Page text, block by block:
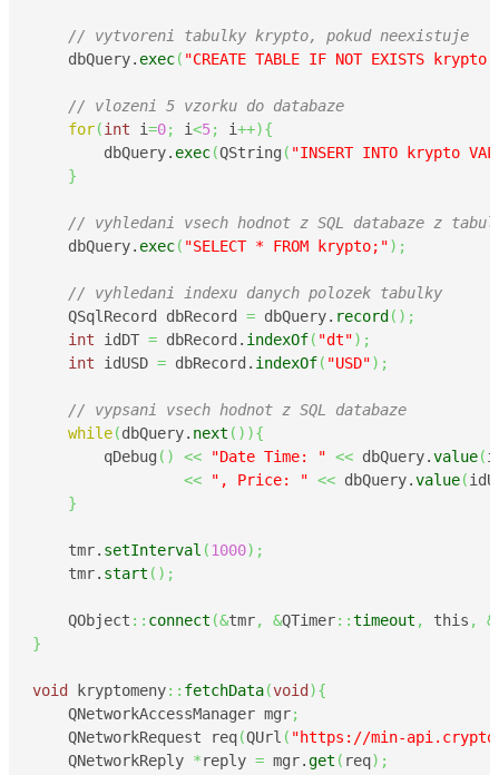
// vytvoreni tabulky krypto, pokud neexistuje
    dbQuery.
exec( "CREATE TABLE IF NOT EXISTS
// vlozeni 5 vzorku do databaze
for(int i=0; i<5; i++){
        dbQuery.
exec(QString ( "INSERT INTO krypto
}
// vyhledani vsech hodnot z SQL databaze z
    dbQuery.
exec( "SELECT * FROM krypto;") ;
// vyhledani indexu danych polozek tabulky
    QSqlRecord dbRecord
= dbQuery. record ( ) ;
int idDT = dbRecord. indexOf( "dt") ;
int idUSD = dbRecord. indexOf( "USD") ;
// vypsani vsech hodnot z SQL databaze
while(dbQuery. next ( ) ){
        qDebug
( ) << "Date Time: " << dbQuery.value(
<<
", Price: " << dbQuery.value(
}
    tmr.
setInterval (1000) ;
    tmr.
start ( ) ;
    QObject
:: connect (&tmr, &QTimer::timeout , this , &
}
void kryptomeny:: fetchData(void ){
    QNetworkAccessManager mgr
;
    QNetworkRequest req
(QUrl ( "https://min-
    QNetworkReply
*reply = mgr.get ( req) ;